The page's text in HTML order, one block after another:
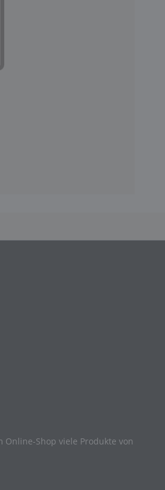
Shop viele Produkte von